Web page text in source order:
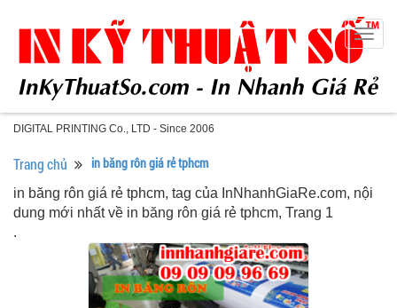
DIGITAL PRINTING Co., LTD - Since 2006
Trang chủ in băng rôn giá rẻ tphcm
in băng rôn giá rẻ tphcm, tag của InNhanhGiaRe.com, nội
dung mới nhất về in băng rôn giá rẻ tphcm, Trang 1
.